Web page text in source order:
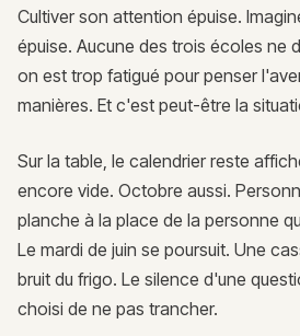
Cultiver son attention épuise.
épuise. Aucune des trois écoles ne
on est trop fatigué pour penser
manières. Et c'est peut-être la
Sur la table, le calendrier reste
encore vide. Octobre aussi.
planche à la place de la personne
Le mardi de juin se poursuit. Une
bruit du frigo. Le silence d'une
choisi de ne pas trancher.